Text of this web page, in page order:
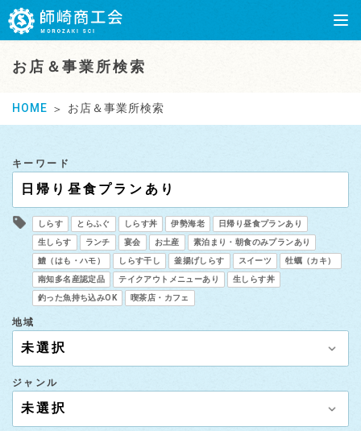
お店＆事業所検索
HOME お店＆事業所検索
キーワード
しらす とらふぐ しらす丼 伊勢海老 日帰り昼食プランあり
生しらす ランチ 宴会 お土産 素泊まり・朝食のみプランあり
鱧（はも・ハモ） しらす干し 釜揚げしらす スイーツ 牡蠣（カキ）
南知多名産認定品 テイクアウトメニューあり 生しらす丼
釣った魚持ち込みOK 喫茶店・カフェ
地域
ジャンル